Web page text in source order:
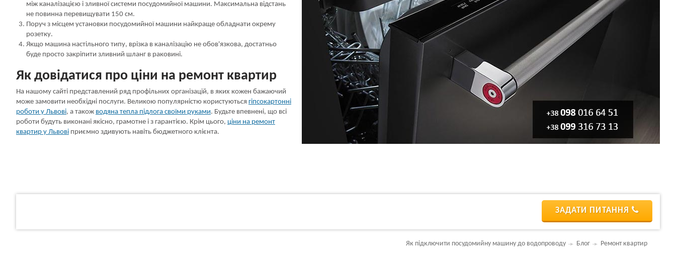
між каналізацією і зливної системи посудомийної машини. Максимальна відстань
не повинна перевищувати 150 см.
Поруч з місцем установки посудомийної машини найкраще обладнати окрему
розетку.
Якщо машина настільного типу, врізка в каналізацію не обов'язкова, достатньо
буде просто закріпити зливний шланг в раковині.
Як довідатися про ціни на ремонт квартир
На нашому сайті представлений ряд профільних організацій, в яких кожен бажаючий
може замовити необхідні послуги. Великою популярністю користуються гіпсокартонні
роботи у Львові, а також водяна тепла підлога своїми руками. Будьте впевнені, що всі
роботи будуть виконані якісно, грамотне і з гарантією. Крім цього, ціни на ремонт
квартир у Львові приємно здивують навіть бюджетного клієнта.
ЗАДАТИ ПИТАННЯ
Ремонт квартир
Блог
Як підключити посудомийну машину до водопроводу